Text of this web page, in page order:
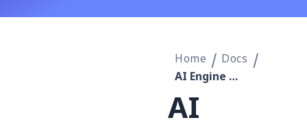
Home
Docs
AI Engine के OpenAI एंडपॉइंट को Dify के OpenAI संगत API एंडपॉइंट से बदलें
AI